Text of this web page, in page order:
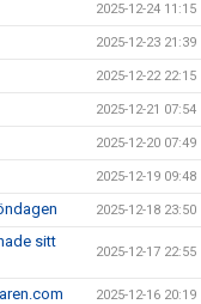
2025-12-24 11:15
2025-12-23 21:39
2025-12-22 22:15
2025-12-21 07:54
2025-12-20 07:49
2025-12-19 09:48
2025-12-18 23:50
sitt
2025-12-17 22:55
2025-12-16 20:19